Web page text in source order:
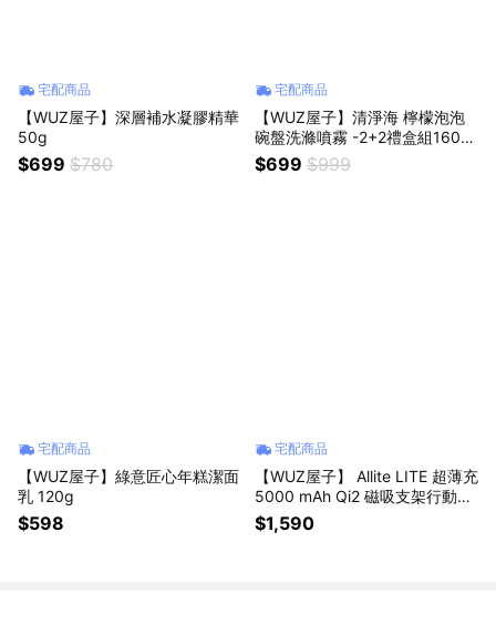
宅配商品
【WUZ屋子】深層補水凝膠精華
50g
$699 $780
宅配商品
【WUZ屋子】清淨海 檸檬泡泡
碗盤洗滌噴霧 -2+2禮盒組1600
g
$699 $999
宅配商品
【WUZ屋子】綠意匠心年糕潔面
乳 120g
$598
宅配商品
【WUZ屋子】 Allite LITE 超薄充
5000 mAh Qi2 磁吸支架行動電
源-共2色（ 產品標示 Wh，可帶
上飛機 ）
$1,590